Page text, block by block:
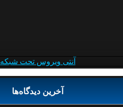
آنتی ویروس تحت شبکه
آخرین دیدگاه‌ها